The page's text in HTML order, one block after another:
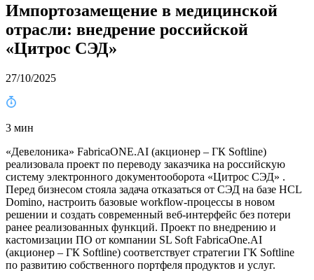
Импортозамещение в медицинской
отрасли: внедрение российской
«Цитрос СЭД»
27/10/2025
3 мин
«Девелоника» FabricaONE.AI (акционер – ГК Softline)
реализовала проект по переводу заказчика на российскую
систему электронного документооборота «Цитрос СЭД» .
Перед бизнесом стояла задача отказаться от СЭД на базе HCL
Domino, настроить базовые workflow-процессы в новом
решении и создать современный веб-интерфейс без потери
ранее реализованных функций. Проект по внедрению и
кастомизации ПО от компании SL Soft FabricaOne.AI
(акционер – ГК Softline) соответствует стратегии ГК Softline
по развитию собственного портфеля продуктов и услуг.